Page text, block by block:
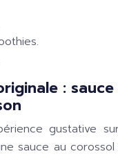
:
gustative
sauce au